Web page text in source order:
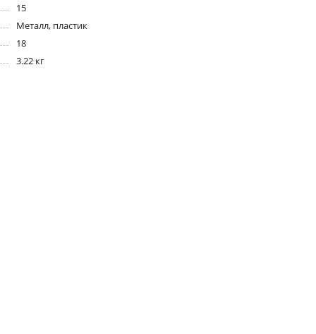
15
Металл, пластик
18
3.22 кг